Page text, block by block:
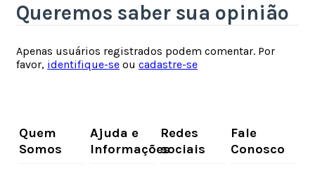
Queremos saber sua opinião
Apenas usuários registrados podem comentar. Por
favor, identifique-se oucadastre-se
Quem
Somos
Ajuda e
Informações
Redes
sociais
Fale
Conosco